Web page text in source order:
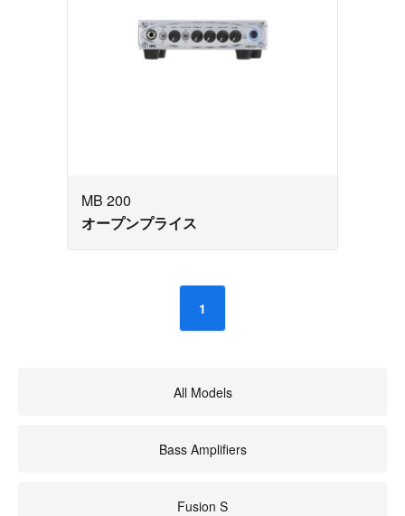
MB 200
オープンプライス
1
All Models
Bass Amplifiers
Fusion S